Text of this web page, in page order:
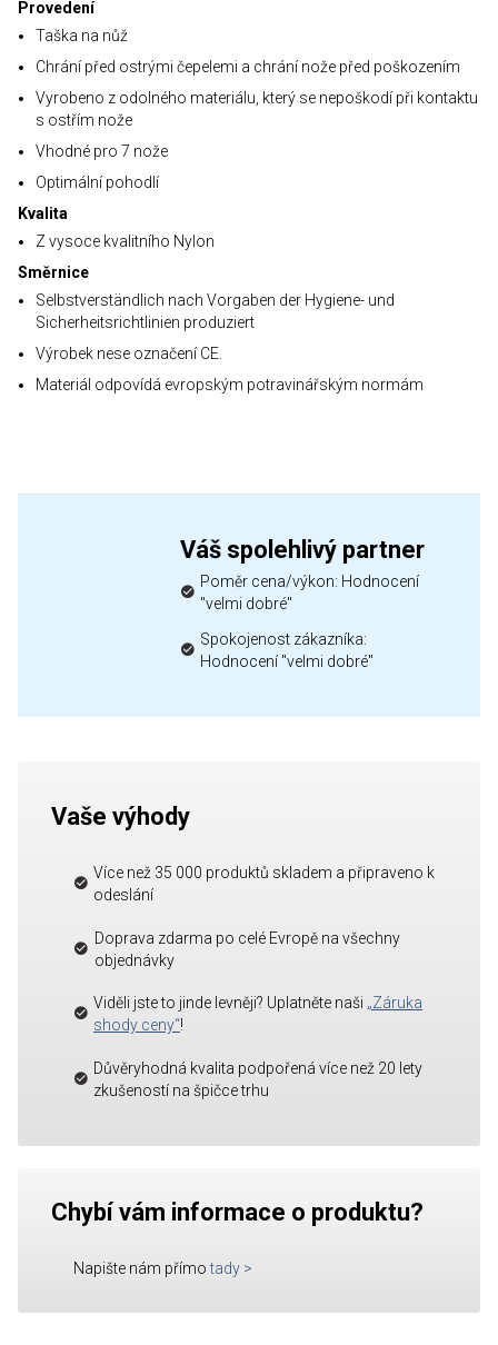
Provedení
Taška na nůž
Chrání před ostrými čepelemi a chrání nože před poškozením
Vyrobeno z odolného materiálu, který se nepoškodí při kontaktu
s ostřím nože
Vhodné pro 7 nože
Optimální pohodlí
Kvalita
Z vysoce kvalitního Nylon
Směrnice
Selbstverständlich nach Vorgaben der Hygiene- und
Sicherheitsrichtlinien produziert
Výrobek nese označení CE.
Materiál odpovídá evropským potravinářským normám
Váš spolehlivý partner
Poměr cena/výkon: Hodnocení
"velmi dobré"
Spokojenost zákazníka:
Hodnocení "velmi dobré"
Vaše výhody
Více než 35 000 produktů skladem a připraveno k
odeslání
Doprava zdarma po celé Evropě na všechny
objednávky
Viděli jste to jinde levněji? Uplatněte naši „Záruka
shody ceny“!
Důvěryhodná kvalita podpořená více než 20 lety
zkušeností na špičce trhu
Chybí vám informace o produktu?
Napište nám přímo tady >